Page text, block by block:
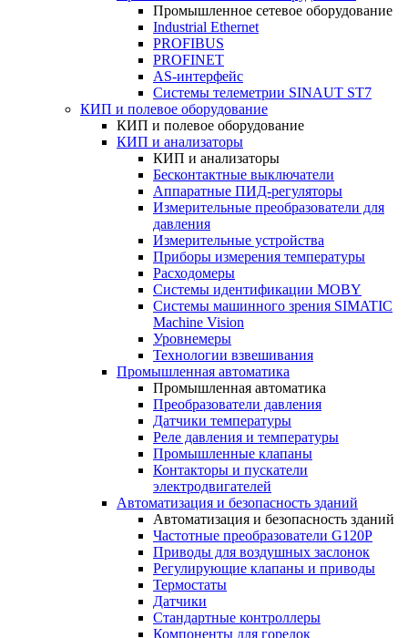
Промышленное сетевое оборудование
Industrial Ethernet
PROFIBUS
PROFINET
AS-интерфейс
Системы телеметрии SINAUT ST7
КИП и полевое оборудование
КИП и полевое оборудование
КИП и анализаторы
КИП и анализаторы
Бесконтактные выключатели
Аппаратные ПИД-регуляторы
Измерительные преобразователи для
давления
Измерительные устройства
Приборы измерения температуры
Расходомеры
Системы идентификации MOBY
Системы машинного зрения SIMATIC
Machine Vision
Уровнемеры
Технологии взвешивания
Промышленная автоматика
Промышленная автоматика
Преобразователи давления
Датчики температуры
Реле давления и температуры
Промышленные клапаны
Контакторы и пускатели
электродвигателей
Автоматизация и безопасность зданий
Автоматизация и безопасность зданий
Частотные преобразователи G120P
Приводы для воздушных заслонок
Регулирующие клапаны и приводы
Термостаты
Датчики
Стандартные контроллеры
Компоненты для горелок